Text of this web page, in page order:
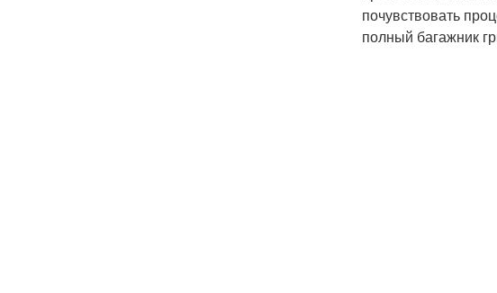
почувствовать
полный багажник